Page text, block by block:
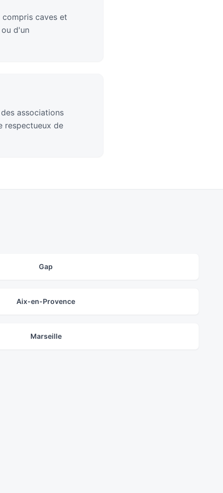
caves et
d'un
associations
respectueux de
Gap
Aix-en-Provence
Marseille